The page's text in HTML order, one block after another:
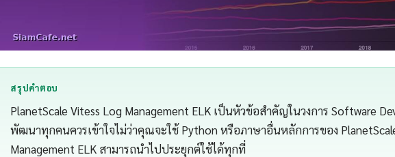
สรุปคำตอบ
PlanetScale Vitess Log Management ELK เป็นหัวข้อสำคัญในวงการ Software
พัฒนาทุกคนควรเข้าใจไม่ว่าคุณจะใช้ Python หรือภาษาอื่นหลักการของ
Management ELK สามารถนำไปประยุกต์ใช้ได้ทุกที่